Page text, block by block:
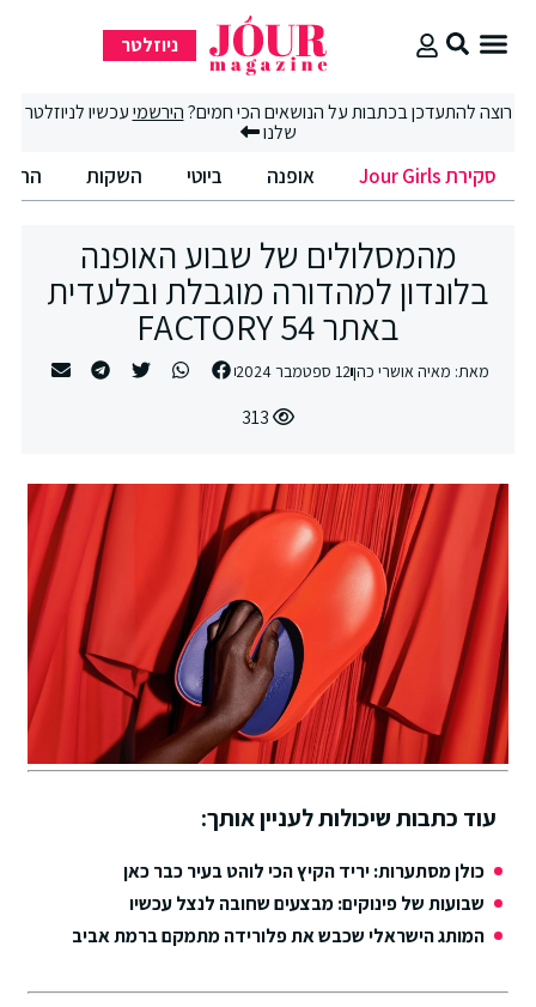
ניוזלטר
רוצה להתעדכן בכתבות על הנושאים הכי חמים?הירשמיעכשיו לניוזלטר
שלנו
סקירת Jour Girls אופנה ביוטי השקות
מהמסלולים של שבוע האופנה
בלונדון למהדורה מוגבלת ובלעדית
באתר FACTORY 54
מאת: מאיה אושרי כהן12 ספטמבר 2024
עוד כתבות שיכולות לעניין אותך:
כולן מסתערות: יריד הקיץ הכי לוהט בעיר כבר כאן
שבועות של פינוקים: מבצעים שחובה לנצל עכשיו
המותג הישראלי שכבש את פלורידה מתמקם ברמת אביב